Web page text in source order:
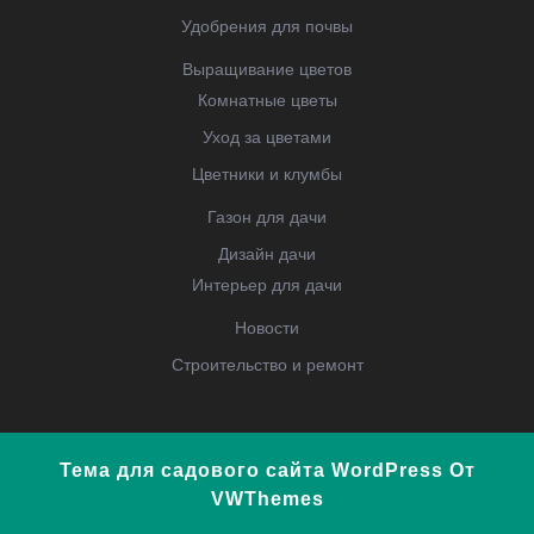
Удобрения для почвы
Выращивание цветов
Комнатные цветы
Уход за цветами
Цветники и клумбы
Газон для дачи
Дизайн дачи
Интерьер для дачи
Новости
Строительство и ремонт
Тема для садового сайта WordPress От
VWThemes